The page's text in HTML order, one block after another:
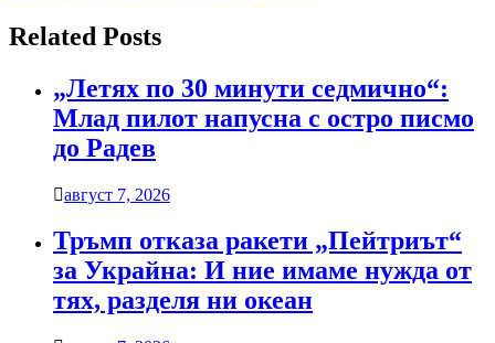
Related Posts
„Летях по 30 минути седмично“:
Млад пилот напусна с остро писмо
до Радев
август 7, 2026
Тръмп отказа ракети „Пейтриът“
за Украйна: И ние имаме нужда от
тях, разделя ни океан